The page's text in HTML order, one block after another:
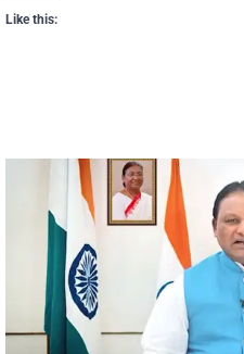
Like this: